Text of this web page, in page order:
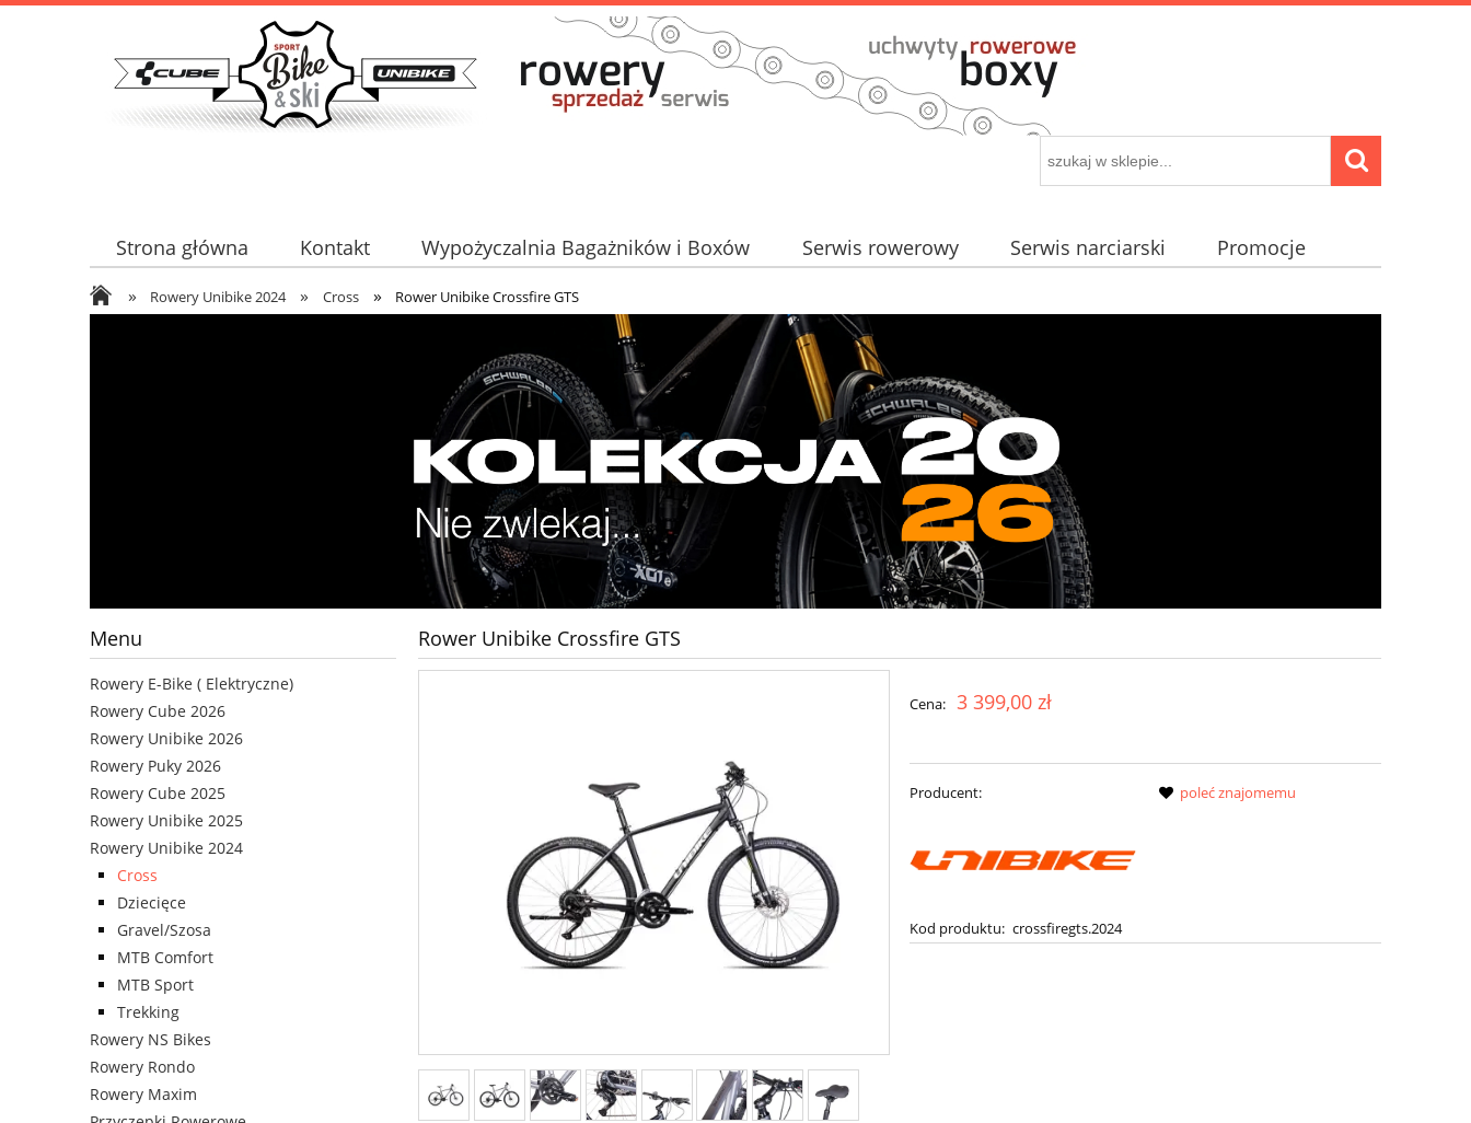
Strona główna Kontakt Wypożyczalnia Bagażników i Boxów Serwis rowerowy Serwis narciarski
Promocje
Serwis certyfikowany
Kontakt Partner TAURUS
» Rowery Unibike 2024 » Cross » Rower Unibike Crossfire GTS
Menu
Rowery E-Bike ( Elektryczne)
Rowery Cube 2026
Rowery Unibike 2026
Rowery Puky 2026
Rowery Cube 2025
Rowery Unibike 2025
Rowery Unibike 2024
Cross
Dziecięce
Gravel/Szosa
MTB Comfort
MTB Sport
Trekking
Rowery NS Bikes
Rowery Rondo
Rowery Maxim
Rower Unibike Crossfire GTS
Cena: 3 399,00 zł
Producent:
Kod produktu: crossfiregts.2024
poleć znajomemu